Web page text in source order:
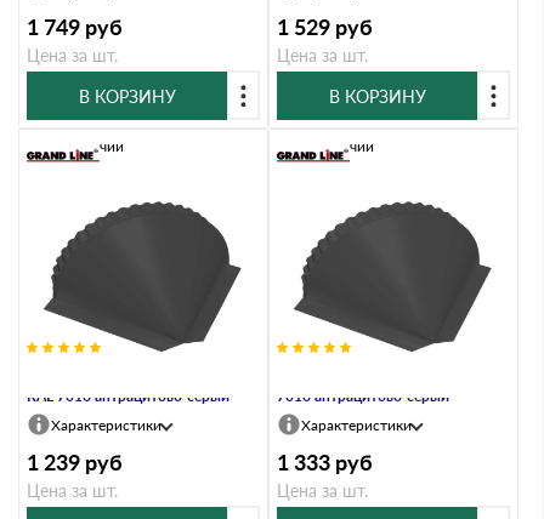
1 749 руб
Цена за шт.
В КОРЗИНУ
1 529 руб
Цена за шт.
В КОРЗИНУ
RAL 7016 антрацитово-серый
В наличии
Характеристики
1 239 руб
Цена за шт.
7016 антрацитово-серый
В наличии
Характеристики
1 333 руб
Цена за шт.